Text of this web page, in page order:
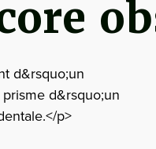
d&rsquo;un
d&rsquo;un
p>